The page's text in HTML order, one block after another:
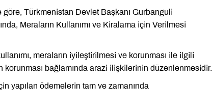
Türkmenistan Devlet Başkanı Gurbanguli
Meraların Kullanımı ve Kiralama için Verilmesi
meraların iyileştirilmesi ve korunması ile ilgili
korunması bağlamında arazi ilişkilerinin düzenlenmesidir.
yapılan ödemelerin tam ve zamanında